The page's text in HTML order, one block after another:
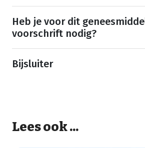
Heb je voor dit
voorschrift nodig?
Bijsluiter
Lees ook ...